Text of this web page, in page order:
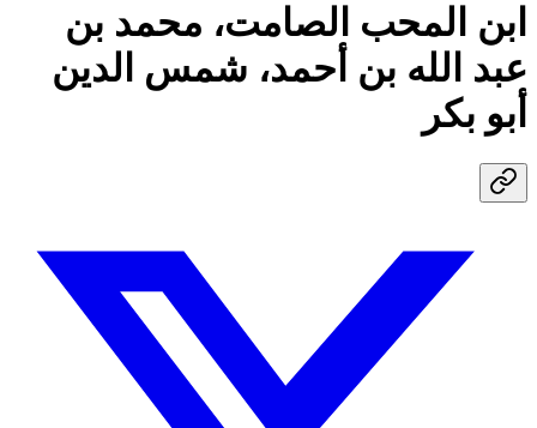
ابن المحب الصامت، محمد بن
عبد الله بن أحمد، شمس الدين
أبو بكر